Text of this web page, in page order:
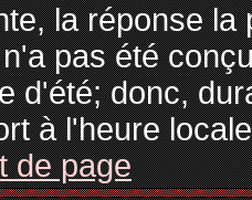
la réponse
pas été
d'été; donc,
à l'heure
de page